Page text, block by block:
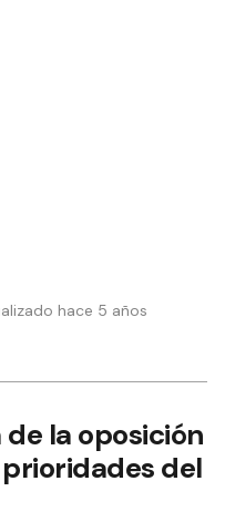
hace 5 años
la oposición
del